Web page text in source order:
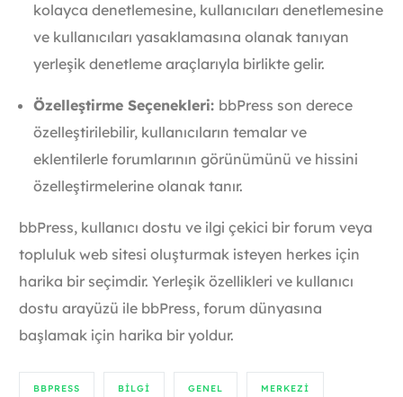
kolayca denetlemesine, kullanıcıları denetlemesine
ve kullanıcıları yasaklamasına olanak tanıyan
yerleşik denetleme araçlarıyla birlikte gelir.
Özelleştirme Seçenekleri: bbPress son derece
özelleştirilebilir, kullanıcıların temalar ve
eklentilerle forumlarının görünümünü ve hissini
özelleştirmelerine olanak tanır.
bbPress, kullanıcı dostu ve ilgi çekici bir forum veya
topluluk web sitesi oluşturmak isteyen herkes için
harika bir seçimdir. Yerleşik özellikleri ve kullanıcı
dostu arayüzü ile bbPress, forum dünyasına
başlamak için harika bir yoldur.
BBPRESS BILGI GENEL MERKEZI